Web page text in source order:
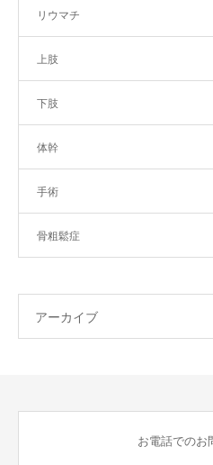
リウマチ
上肢
下肢
体幹
手術
骨粗鬆症
アーカイブ
お電話でのお